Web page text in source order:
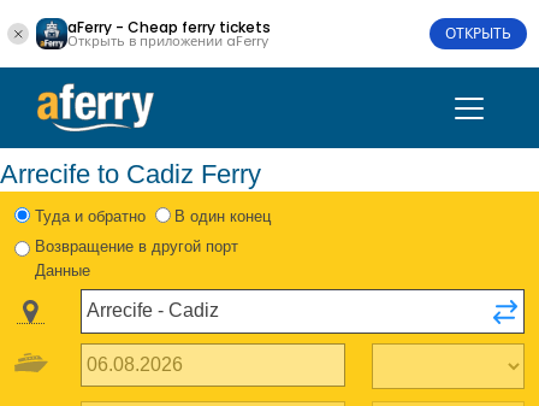
aFerry - Cheap ferry tickets
Открыть в приложении aFerry ОТКРЫТЬ
Arrecife to Cadiz Ferry
Туда и обратно
В один конец
Возвращение в другой порт
Данные